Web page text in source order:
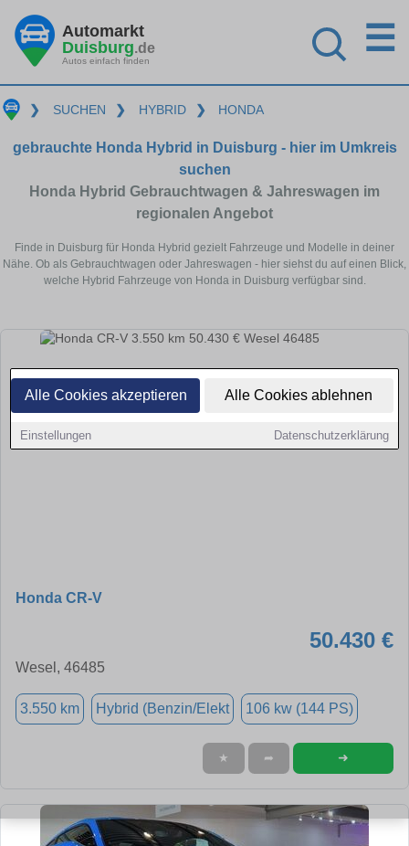
Alle Cookies akzeptieren Alle Cookies ablehnen
Einstellungen Datenschutzerklärung
Automarkt
Duisburg.de
Autos einfach finden
☰
❯ SUCHEN ❯ HYBRID ❯ HONDA
gebrauchte Honda Hybrid in Duisburg - hier im Umkreis
suchen
Honda Hybrid Gebrauchtwagen & Jahreswagen im
regionalen Angebot
Finde in Duisburg für Honda Hybrid gezielt Fahrzeuge und Modelle in deiner
Nähe. Ob als Gebrauchtwagen oder Jahreswagen - hier siehst du auf einen Blick,
welche Hybrid Fahrzeuge von Honda in Duisburg verfügbar sind.
Honda CR-V
50.430 €
Wesel, 46485
3.550 km Hybrid (Benzin/Elekt 106 kw (144 PS)
★ ➦ ➜